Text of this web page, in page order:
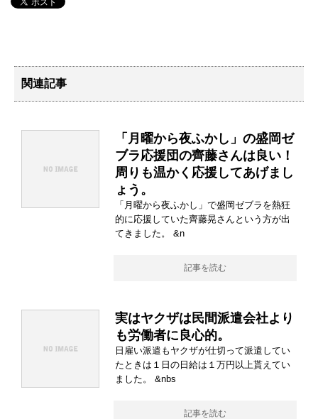
関連記事
「月曜から夜ふかし」の盛岡ゼ
ブラ応援団の齊藤さんは良い！
周りも温かく応援してあげまし
ょう。
「月曜から夜ふかし」で盛岡ゼブラを熱狂
的に応援していた齊藤晃さんという方が出
てきました。 &n
記事を読む
実はヤクザは民間派遣会社より
も労働者に良心的。
日雇い派遣もヤクザが仕切って派遣してい
たときは１日の日給は１万円以上貰えてい
ました。 &nbs
記事を読む